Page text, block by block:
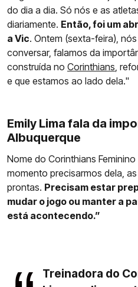
do dia a dia. Só nós e as
diariamente. Então, foi um
a Vic. Ontem (sexta-feira),
conversar, falamos da
construída no Corinthians ,
e que estamos ao lado dela."
Emily Lima fala da
Albuquerque
Nome do Corinthians
momento precisarmos dela,
prontas. Precisam estar
mudar o jogo ou manter a
está acontecendo.”
Treinadora do